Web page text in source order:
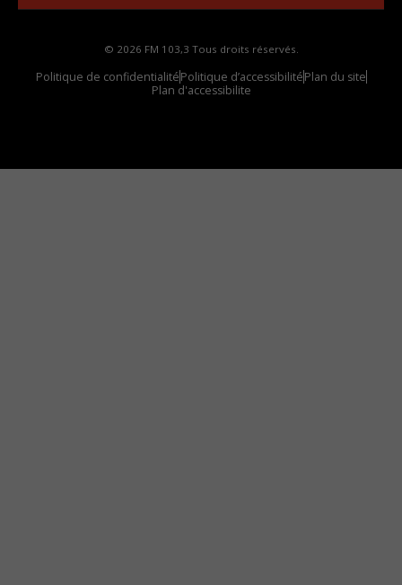
© 2026 FM 103,3 Tous droits réservés.
Politique de confidentialitéPolitique d’accessibilitéPlan du site
Plan d'accessibilite